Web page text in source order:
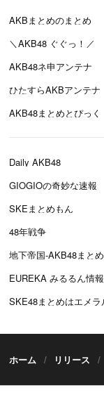
AKBまとめのまとめ
＼AKB48 ぐぐっ！／
AKB48ネ申アンテナ
ひたすらAKBアンテナ
AKB48まとめとぴっく
Daily AKB48
GIOGIOの奇妙な速報
SKEまとめもん
48年戦争
地下帝国-AKB48まとめ
EUREKA みるるん情
ホーム リリース